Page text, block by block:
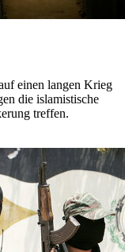
einen langen Krieg
die islamistische
treffen.